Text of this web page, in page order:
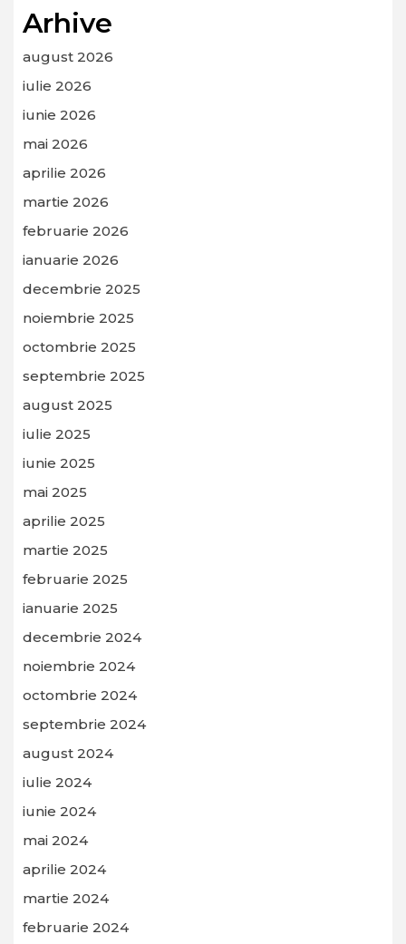
Arhive
august 2026
iulie 2026
iunie 2026
mai 2026
aprilie 2026
martie 2026
februarie 2026
ianuarie 2026
decembrie 2025
noiembrie 2025
octombrie 2025
septembrie 2025
august 2025
iulie 2025
iunie 2025
mai 2025
aprilie 2025
martie 2025
februarie 2025
ianuarie 2025
decembrie 2024
noiembrie 2024
octombrie 2024
septembrie 2024
august 2024
iulie 2024
iunie 2024
mai 2024
aprilie 2024
martie 2024
februarie 2024